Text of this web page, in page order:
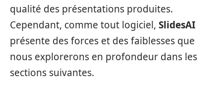
qualité des présentations produites.
Cependant, comme tout logiciel, SlidesAI
présente des forces et des faiblesses que
nous explorerons en profondeur dans les
sections suivantes.